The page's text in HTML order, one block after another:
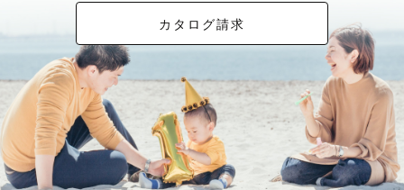
カタログ請求